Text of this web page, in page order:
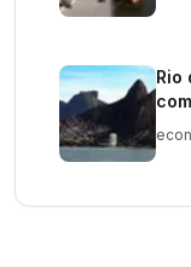
Rio